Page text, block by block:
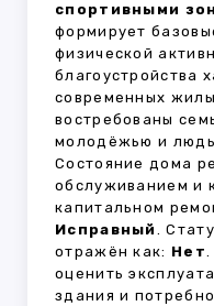
спортивными
формирует
физической
благоустройства
современных
востребованы
молодёжью и
Состояние дома
обслуживанием и
капитальном
Исправный .
отражён как: Нет.
оценить
здания и